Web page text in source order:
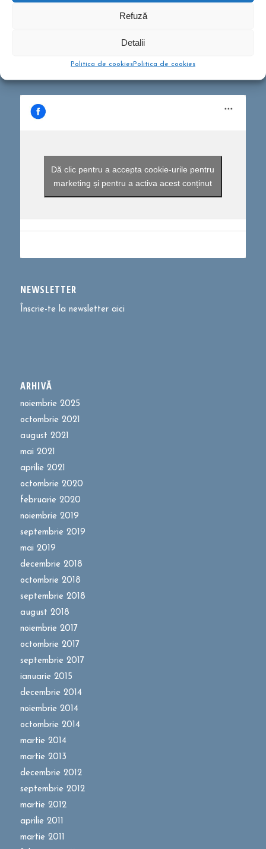
Refuză
Detalii
Politica de cookiesPolitica de cookies
septembrie 10, 2019 - 12:29 pm
Dă clic pentru a accepta cookie-urile pentru
marketing și pentru a activa acest conținut
NEWSLETTER
Înscrie-te la newsletter aici
ARHIVĂ
noiembrie 2025
octombrie 2021
august 2021
mai 2021
aprilie 2021
octombrie 2020
februarie 2020
noiembrie 2019
septembrie 2019
mai 2019
decembrie 2018
octombrie 2018
septembrie 2018
august 2018
noiembrie 2017
octombrie 2017
septembrie 2017
ianuarie 2015
decembrie 2014
noiembrie 2014
octombrie 2014
martie 2014
martie 2013
decembrie 2012
septembrie 2012
martie 2012
aprilie 2011
martie 2011